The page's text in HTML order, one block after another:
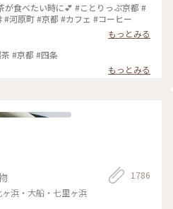
おでかけ
が食べたい時に💕 #ことりっぷ京都 #
#河原町 #京都 #カフェ #コーヒー
もっとみる
#京都 #四条
もっとみる
浜・大船・七里ヶ浜
1786